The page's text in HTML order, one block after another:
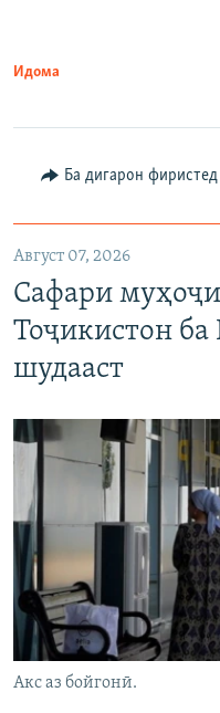
Идома
Ба дигарон фиристед
Август 07, 2026
Сафари
Тоҷикистон ба
шудааст
Акс аз бойгонӣ.